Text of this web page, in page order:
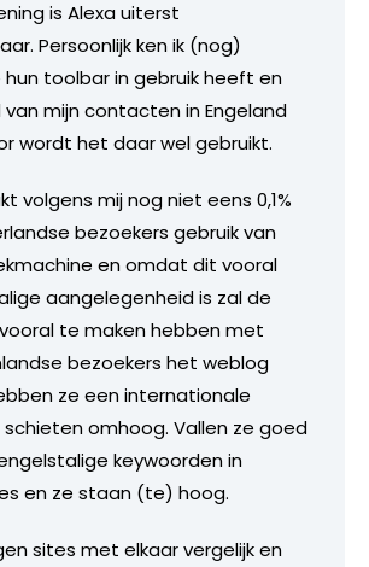
is Alexa uiterst
Persoonlijk ken ik (nog)
toolbar in gebruik heeft en
mijn contacten in Engeland
wordt het daar wel gebruikt.
volgens mij nog niet eens 0,1%
bezoekers gebruik van
en omdat dit vooral
aangelegenheid is zal de
te maken hebben met
bezoekers het weblog
ze een internationale
omhoog. Vallen ze goed
keywoorden in
en ze staan (te) hoog.
sites met elkaar vergelijk en